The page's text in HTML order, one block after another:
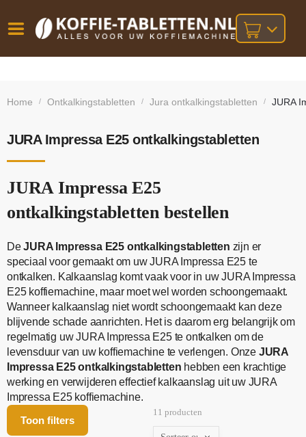
besteld,
bij orders
Home / Ontkalkingstabletten / Jura ontkalkingstabletten / JURA
JURA Impressa E25 ontkalkingstabletten
JURA Impressa E25
ontkalkingstabletten bestellen
DeJURA Impressa E25 ontkalkingstabletten zijn er
speciaal voor gemaakt om uw JURA Impressa E25 te
ontkalken. Kalkaanslag komt vaak voor in uw JURA Impressa
E25 koffiemachine, maar moet wel worden schoongemaakt.
Wanneer kalkaanslag niet wordt schoongemaakt kan deze
blijvende schade aanrichten. Het is daarom erg belangrijk om
regelmatig uw JURA Impressa E25 te ontkalken om de
levensduur van uw koffiemachine te verlengen. Onze JURA
Impressa E25 ontkalkingstabletten hebben een krachtige
werking en verwijderen effectief kalkaanslag uit uw JURA
Impressa E25 koffiemachine.
Toon filters
11 producten